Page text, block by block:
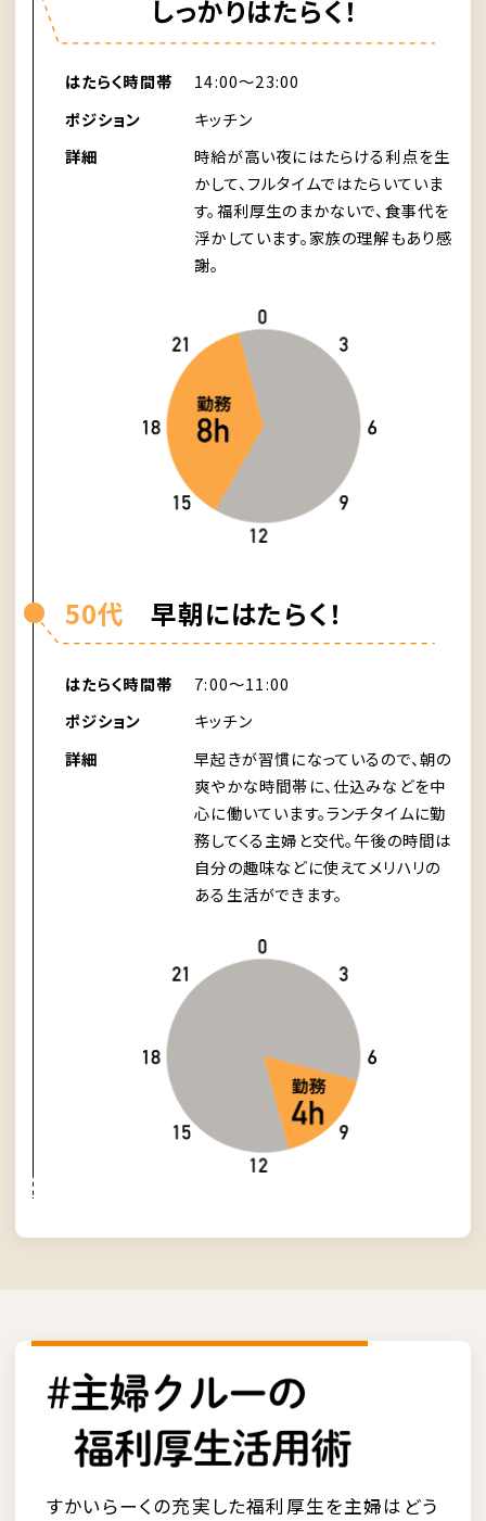
しっかりはたらく！
はたらく時間帯
14:00〜23:00
ポジション
キッチン
詳細
時給が高い夜にはたらける利点を生
かして、フルタイムではたらいていま
す。福利厚生のまかないで、食事代を
浮かしています。家族の理解もあり感
謝。
50代 早朝にはたらく！
はたらく時間帯
7:00〜11:00
ポジション
キッチン
詳細
早起きが習慣になっているので、朝の
爽やかな時間帯に、仕込みなどを中
心に働いています。ランチタイムに勤
務してくる主婦と交代。午後の時間は
自分の趣味などに使えてメリハリの
ある生活ができます。
すかいらーくの充実した福利厚生を主婦はどう